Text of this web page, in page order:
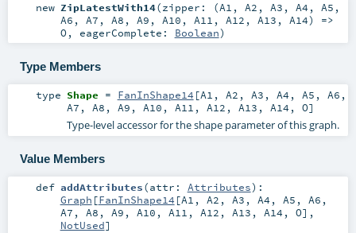
new ZipLatestWith14(zipper: (A1 , A2 , A3 , A4 , A5 ,
A6 , A7 , A8 , A9 , A10 , A11 , A12 , A13 , A14) =>
O, eagerComplete: Boolean)
Type Members
type Shape = FanInShape14 [A1 , A2 , A3 , A4 , A5 , A6 ,
A7 , A8 , A9 , A10 , A11 , A12 , A13 , A14 , O]
Type-level accessor for the shape parameter of this graph.
Value Members
def addAttributes(attr: Attributes) :
Graph [FanInShape14 [A1 , A2 , A3 , A4 , A5 , A6 ,
A7 , A8 , A9 , A10 , A11 , A12 , A13 , A14 , O],
NotUsed]